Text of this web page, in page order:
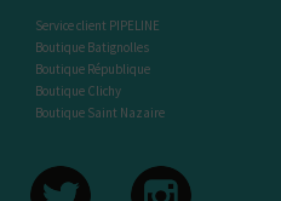
Service client PIPELINE
Boutique Batignolles
Boutique République
Boutique Clichy
Boutique Saint Nazaire